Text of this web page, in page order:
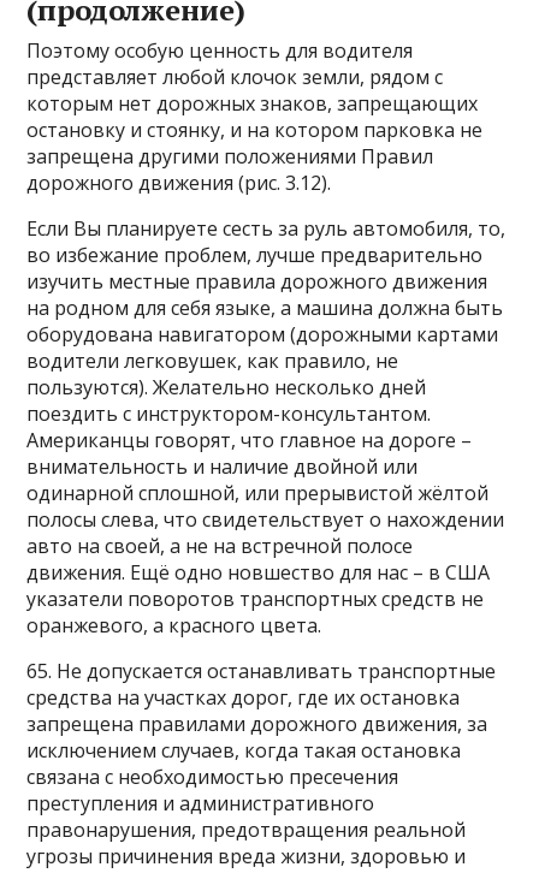
(продолжение)
Поэтому особую ценность для водителя
представляет любой клочок земли, рядом с
которым нет дорожных знаков, запрещающих
остановку и стоянку, и на котором парковка не
запрещена другими положениями Правил
дорожного движения (рис. 3.12).
Если Вы планируете сесть за руль автомобиля, то,
во избежание проблем, лучше предварительно
изучить местные правила дорожного движения
на родном для себя языке, а машина должна быть
оборудована навигатором (дорожными картами
водители легковушек, как правило, не
пользуются). Желательно несколько дней
поездить с инструктором-консультантом.
Американцы говорят, что главное на дороге –
внимательность и наличие двойной или
одинарной сплошной, или прерывистой жёлтой
полосы слева, что свидетельствует о нахождении
авто на своей, а не на встречной полосе
движения. Ещё одно новшество для нас – в США
указатели поворотов транспортных средств не
оранжевого, а красного цвета.
65. Не допускается останавливать транспортные
средства на участках дорог, где их остановка
запрещена правилами дорожного движения, за
исключением случаев, когда такая остановка
связана с необходимостью пресечения
преступления и административного
правонарушения, предотвращения реальной
угрозы причинения вреда жизни, здоровью и